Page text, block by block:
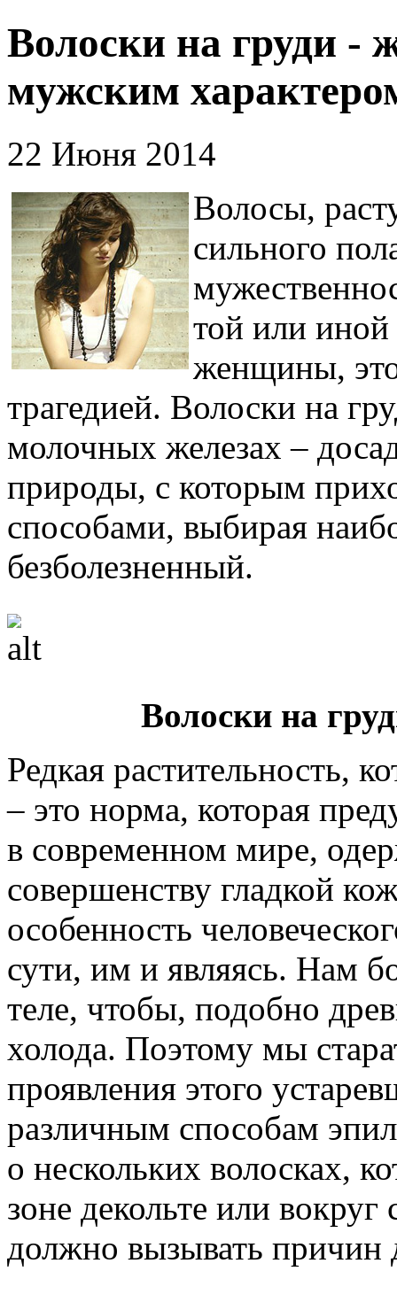
Волоски на груди -
мужским
22 Июня 2014
Волосы,
сильного
той или
женщины,
трагедией. Волоски на
молочных железах –
природы, с которым
способами, выбирая
безболезненный.
Волоски на
Редкая растительность,
– это норма, которая
в современном мире,
совершенству гладкой
особенность
сути, им и являясь. Нам
теле, чтобы, подобно
холода. Поэтому мы
проявления этого
различным способам
о нескольких волосках,
зоне декольте или
должно вызывать причин